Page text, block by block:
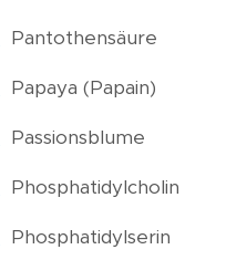
Pantothensäure
Papaya (Papain)
Passionsblume
Phosphatidylcholin
Phosphatidylserin